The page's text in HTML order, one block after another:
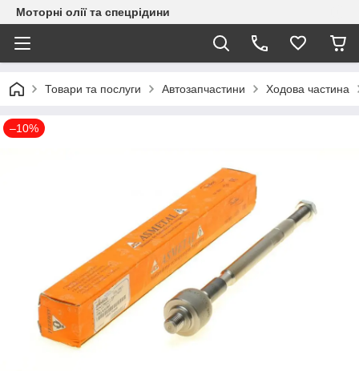
Моторні олії та спецрідини
Товари та послуги Автозапчастини Ходова частина
–10%